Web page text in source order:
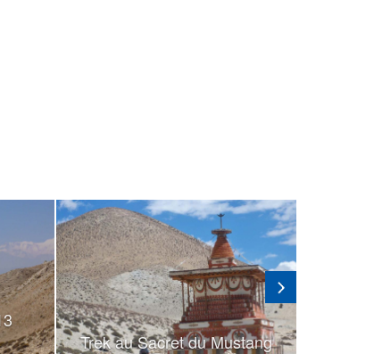
Trek au Sacret du Mustang